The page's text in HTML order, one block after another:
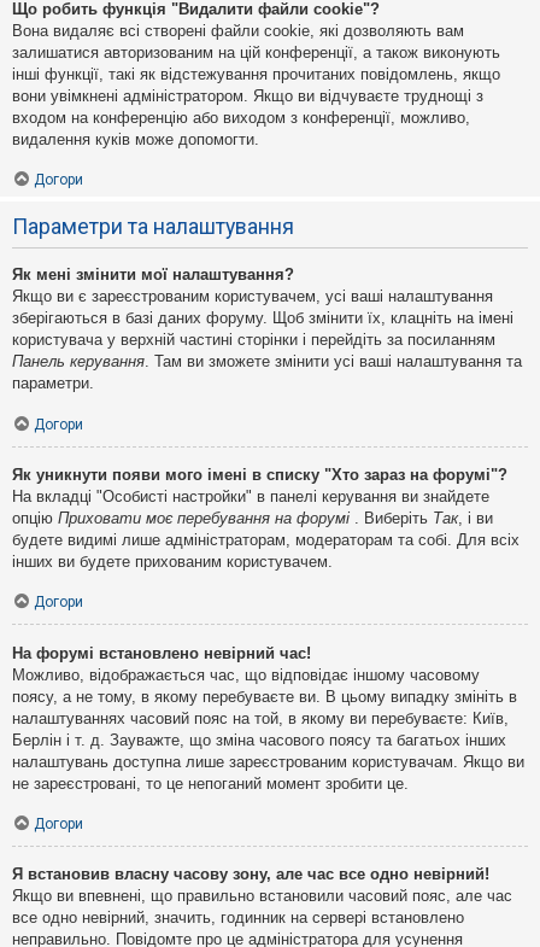
Що робить функція "Видалити файли cookie"?
Вона видаляє всі створені файли cookie, які дозволяють вам
залишатися авторизованим на цій конференції, а також виконують
інші функції, такі як відстежування прочитаних повідомлень, якщо
вони увімкнені адміністратором. Якщо ви відчуваєте труднощі з
входом на конференцію або виходом з конференції, можливо,
видалення куків може допомогти.
Догори
Параметри та налаштування
Як мені змінити мої налаштування?
Якщо ви є зареєстрованим користувачем, усі ваші налаштування
зберігаються в базі даних форуму. Щоб змінити їх, клацніть на імені
користувача у верхній частині сторінки і перейдіть за посиланням
Панель керування . Там ви зможете змінити усі ваші налаштування та
параметри.
Догори
Як уникнути появи мого імені в списку "Хто зараз на форумі"?
На вкладці "Особисті настройки" в панелі керування ви знайдете
опцію Приховати моє перебування на форумі . Виберіть Так, і ви
будете видимі лише адміністраторам, модераторам та собі. Для всіх
інших ви будете прихованим користувачем.
Догори
На форумі встановлено невірний час!
Можливо, відображається час, що відповідає іншому часовому
поясу, а не тому, в якому перебуваєте ви. В цьому випадку змініть в
налаштуваннях часовий пояс на той, в якому ви перебуваєте: Київ,
Берлін і т. д. Зауважте, що зміна часового поясу та багатьох інших
налаштувань доступна лише зареєстрованим користувачам. Якщо ви
не зареєстровані, то це непоганий момент зробити це.
Догори
Я встановив власну часову зону, але час все одно невірний!
Якщо ви впевнені, що правильно встановили часовий пояс, але час
все одно невірний, значить, годинник на сервері встановлено
неправильно. Повідомте про це адміністратора для усунення